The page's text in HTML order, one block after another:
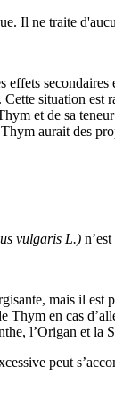
Il ne traite
situation
et de sa
aurait des
vulgaris L.)
mais il est
Thym en cas
l’Origan et la
peut